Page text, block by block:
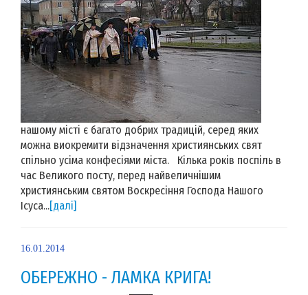
нашому місті є багато добрих традицій, серед яких
можна виокремити відзначення християнських свят
спільно усіма конфесіями міста. Кілька років поспіль в
час Великого посту, перед найвеличнішим
християнським святом Воскресіння Господа Нашого
Ісуса...[далі]
16.01.2014
ОБЕРЕЖНО - ЛАМКА КРИГА!